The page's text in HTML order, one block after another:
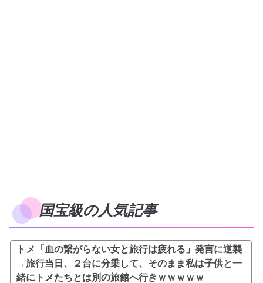
国宝級の人気記事
トメ「血の繋がらない女と旅行は疲れる」発言に逆襲
→旅行当日、２台に分乗して、そのまま私は子供と一
緒にトメたちとは別の旅館へ行きｗｗｗｗｗ